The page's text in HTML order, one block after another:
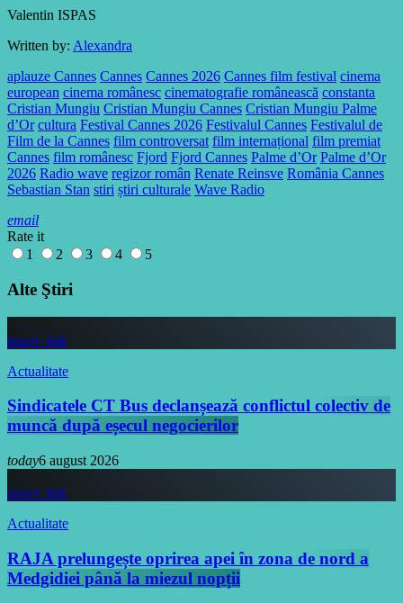
Valentin ISPAS
Written by: Alexandra
aplauze Cannes Cannes Cannes 2026 Cannes film festival cinema
european cinema românesc cinematografie românească constanta
Cristian Mungiu Cristian Mungiu Cannes Cristian Mungiu Palme
d’Or cultura Festival Cannes 2026 Festivalul Cannes Festivalul de
Film de la Cannes film controversat film internațional film premiat
Cannes film românesc Fjord Fjord Cannes Palme d’Or Palme d’Or
2026 Radio wave regizor român Renate Reinsve România Cannes
Sebastian Stan stiri știri culturale Wave Radio
email
Rate it
1
2 3 4 5
Alte Ştiri
insert_link
Actualitate
Sindicatele CT Bus declanșează conflictul colectiv de
muncă după eșecul negocierilor
today6 august 2026
insert_link
Actualitate
RAJA prelungește oprirea apei în zona de nord a
Medgidiei până la miezul nopții